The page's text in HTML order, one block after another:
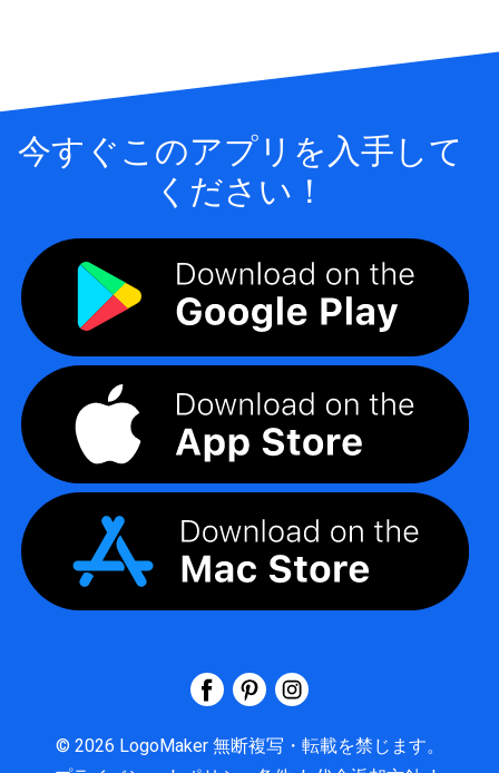
今すぐこのアプリを入手して
ください！
© 2026 LogoMaker 無断複写・転載を禁じます。